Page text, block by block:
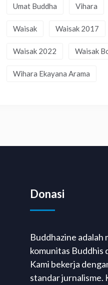
Umat Buddha Vihara
Waisak Waisak 2017
Waisak 2022 Waisak
Wihara Ekayana Arama
Donasi
Buddhazine adalah
komunitas Buddhis
Kami bekerja
standar jurnalisme.